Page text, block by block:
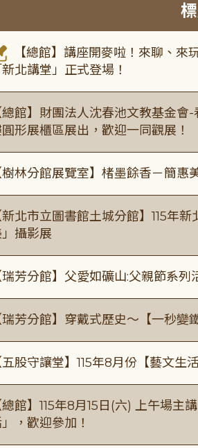
【總館】講座開麥啦！來聊、來
新北講堂」正式登場！
總館】財團法人沈春池文教基金
形展櫃區展出，歡迎一同觀展！
樹林分館展覽室】楮墨餘香－簡惠
新北市立圖書館土城分館】115年
攝影展
瑞芳分館】父愛如礦山:父親節系列
瑞芳分館】穿戴式歷史〜【一秒變
五股守讓堂】115年8月份【藝文
總館】115年8月15日(六) 上午場
，歡迎參加！